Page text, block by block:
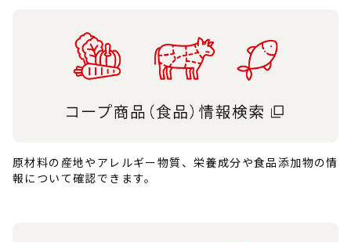
原材料の産地やアレルギー物質、栄養成分や食品添加物の情
報について確認できます。